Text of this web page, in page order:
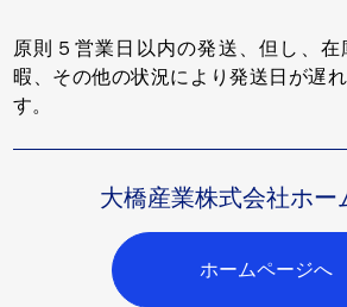
原則５営業日以内の発送、但し、
暇、その他の状況により発送日が遅
す。
大橋産業株式会社ホー
ホームページへ